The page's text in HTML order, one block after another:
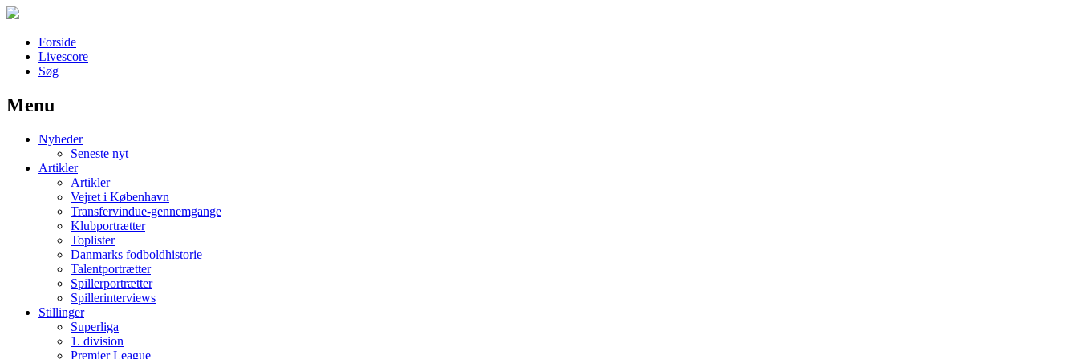
Forside
Livescore
Søg
Наши партнеры
лучшие займы
Menu
Nyheder
Seneste nyt
Artikler
Artikler
Vejret i København
Transfervindue-gennemgange
Klubportrætter
Toplister
Danmarks fodboldhistorie
Talentportrætter
Spillerportrætter
Spillerinterviews
Stillinger
Superliga
1. division
Premier League